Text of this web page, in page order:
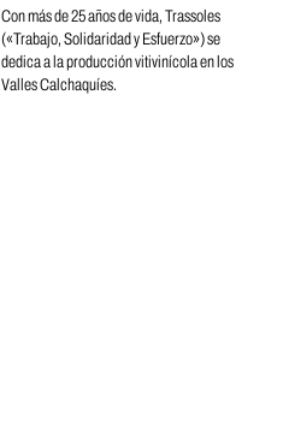
Con más de 25 años de vida, Trassoles
(«Trabajo, Solidaridad y Esfuerzo») se
dedica a la producción vitivinícola en los
Valles Calchaquíes.